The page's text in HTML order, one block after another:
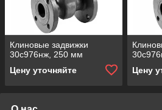
Клиновые задвижки
30с976нж, 250 мм
Цену уточняйте
Цену